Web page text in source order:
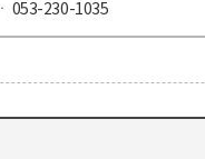
ㆍ 053-230-1035